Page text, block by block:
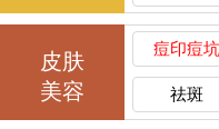
皮肤
美容
痘印痘坑
祛斑